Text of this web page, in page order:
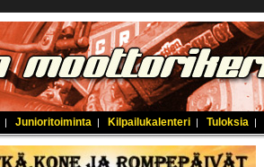
| Junioritoiminta | Kilpailukalenteri | Tuloksia |